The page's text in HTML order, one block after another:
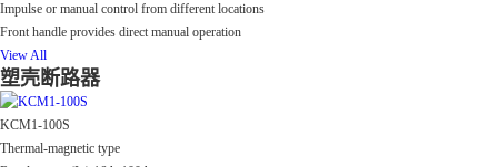
Impulse or manual control from different locations
Front handle provides direct manual operation
View All
塑壳断路器
KCM1-100S
Thermal-magnetic type